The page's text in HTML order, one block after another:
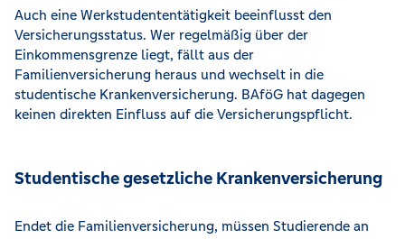
Auch eine Werkstudententätigkeit beeinflusst den
Versicherungsstatus. Wer regelmäßig über der
Einkommensgrenze liegt, fällt aus der
Familienversicherung heraus und wechselt in die
studentische Krankenversicherung. BAföG hat dagegen
keinen direkten Einfluss auf die Versicherungspflicht.
Studentische gesetzliche Krankenversicherung
Endet die Familienversicherung, müssen Studierende an